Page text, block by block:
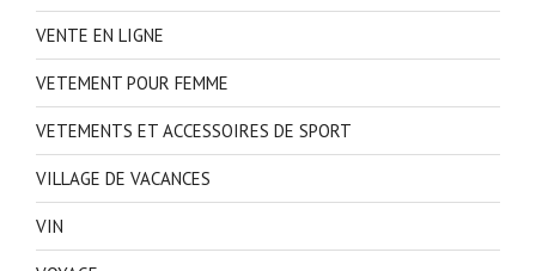
VENTE EN LIGNE
VETEMENT POUR FEMME
VETEMENTS ET ACCESSOIRES DE SPORT
VILLAGE DE VACANCES
VIN